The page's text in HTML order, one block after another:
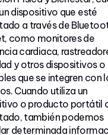
dispositivo que esté
a través de
como monitores de
cardiaca,
y otros dispositivos o
que se integren con
Cuando utiliza un
o producto portátil
también podemos
determinada